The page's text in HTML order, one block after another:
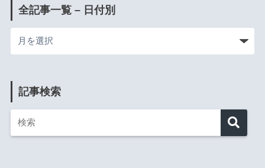
全記事一覧 – 日付別
記事検索